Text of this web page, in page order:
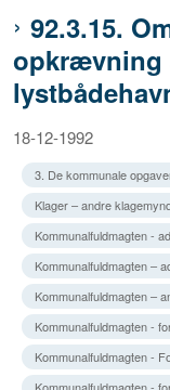
92.3.15.
opkrævning
18-12-1992
3. De kommunale
Klager – andre
Kommunalfuldmagten -
Kommunalfuldmagten –
Kommunalfuldmagten –
Kommunalfuldmagten -
Kommunalfuldmagten -